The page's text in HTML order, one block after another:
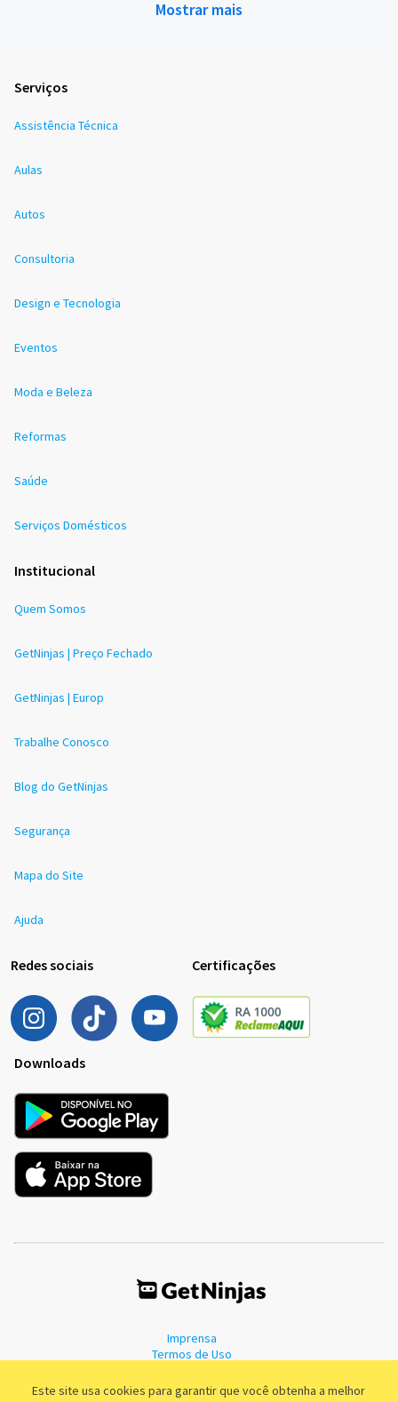
Este site usa cookies para garantir que você obtenha a melhor
Mostrar mais
Serviços
Assistência Técnica
Aulas
Autos
Consultoria
Design e Tecnologia
Eventos
Moda e Beleza
Reformas
Saúde
Serviços Domésticos
Institucional
Quem Somos
GetNinjas | Preço Fechado
GetNinjas | Europ
Trabalhe Conosco
Blog do GetNinjas
Segurança
Mapa do Site
Ajuda
Redes sociais Certificações
Downloads
Imprensa
Termos de Uso